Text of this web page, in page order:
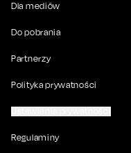
Dla mediów
Do pobrania
Partnerzy
Polityka prywatności
Regulaminy